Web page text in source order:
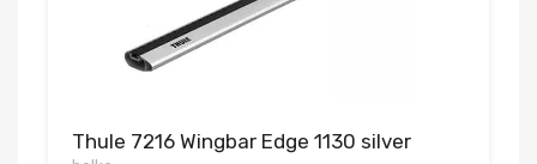
Thule 7216 Wingbar Edge 1130 silver